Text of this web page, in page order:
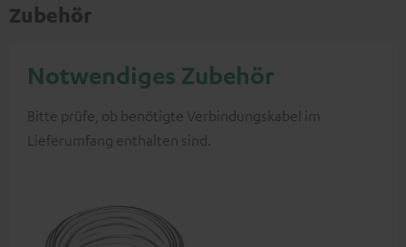
Zubehör
Notwendiges Zubehör
Bitte prüfe, ob benötigte Verbindungskabel im
Lieferumfang enthalten sind.